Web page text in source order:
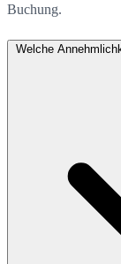
Buchung.
Welche